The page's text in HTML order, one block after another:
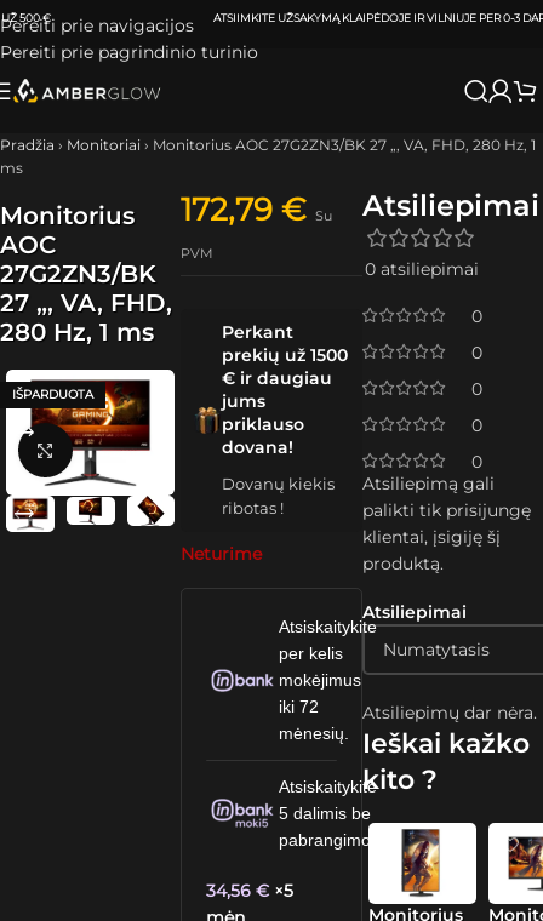
Pereiti prie navigacijos
Pereiti prie pagrindinio turinio
ATSIIMKITE UŽSAKYMĄ KLAIPĖDOJE IR VILNIUJEPER0-3 DARBO DIENAS.
Pradžia › Monitoriai › Monitorius AOC 27G2ZN3/BK 27 „, VA, FHD, 280 Hz, 1
ms
Monitorius
AOC
27G2ZN3/BK
27 „, VA, FHD,
280 Hz, 1 ms
IŠPARDUOTA
Spustelėkite, kad padidintumėte
172,79€ Su
PVM
Perkant
prekių už 1500
€ ir daugiau
jums
priklauso
dovana!
Dovanų kiekis
ribotas !
Neturime
Atsiskaitykite
per kelis
mokėjimus
iki 72
mėnesių.
Atsiskaitykite
5 dalimis be
pabrangimo.
34,56€ ×5
Atsiliepimai
0 atsiliepimai
0
0
0
0
0
Atsiliepimai
Atsiliepimų dar nėra.
Atsiliepimą gali
palikti tik prisijungę
klientai, įsigiję šį
produktą.
Ieškai kažko
kito ?
Monitorius